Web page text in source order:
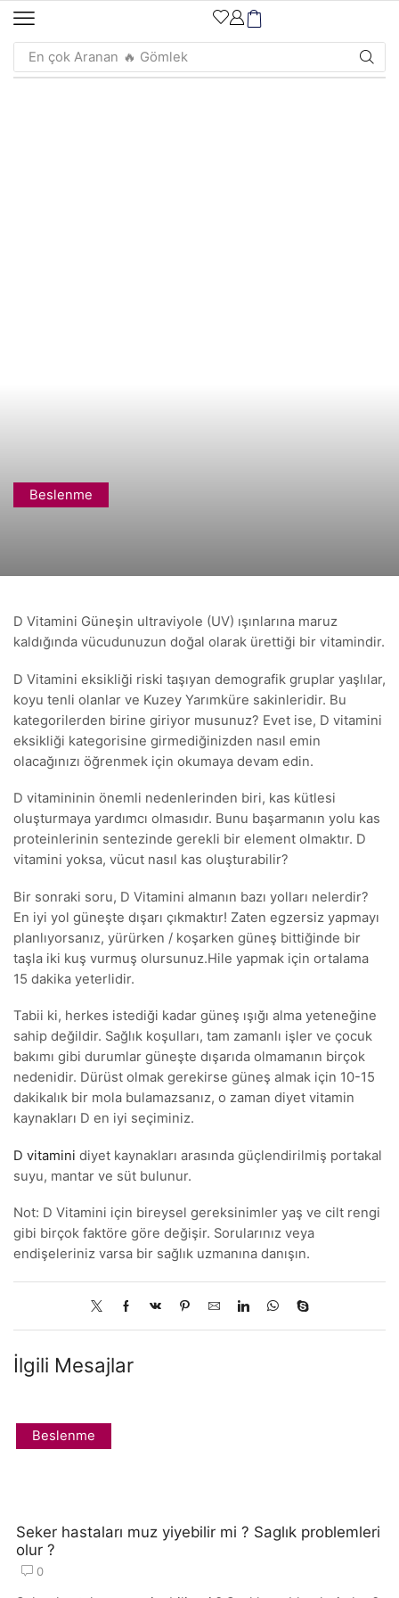
En çok Aranan 🔥 Gömlek
Beslenme
D Vitamini Güneşin ultraviyole (UV) ışınlarına maruz
kaldığında vücudunuzun doğal olarak ürettiği bir vitamindir.
D Vitamini eksikliği riski taşıyan demografik gruplar yaşlılar,
koyu tenli olanlar ve Kuzey Yarımküre sakinleridir. Bu
kategorilerden birine giriyor musunuz? Evet ise, D vitamini
eksikliği kategorisine girmediğinizden nasıl emin
olacağınızı öğrenmek için okumaya devam edin.
D vitamininin önemli nedenlerinden biri, kas kütlesi
oluşturmaya yardımcı olmasıdır. Bunu başarmanın yolu kas
proteinlerinin sentezinde gerekli bir element olmaktır. D
vitamini yoksa, vücut nasıl kas oluşturabilir?
Bir sonraki soru, D Vitamini almanın bazı yolları nelerdir?
En iyi yol güneşte dışarı çıkmaktır! Zaten egzersiz yapmayı
planlıyorsanız, yürürken / koşarken güneş bittiğinde bir
taşla iki kuş vurmuş olursunuz.Hile yapmak için ortalama
15 dakika yeterlidir.
Tabii ki, herkes istediği kadar güneş ışığı alma yeteneğine
sahip değildir. Sağlık koşulları, tam zamanlı işler ve çocuk
bakımı gibi durumlar güneşte dışarıda olmamanın birçok
nedenidir. Dürüst olmak gerekirse güneş almak için 10-15
dakikalık bir mola bulamazsanız, o zaman diyet vitamin
kaynakları D en iyi seçiminiz.
D vitamini diyet kaynakları arasında güçlendirilmiş portakal
suyu, mantar ve süt bulunur.
Not: D Vitamini için bireysel gereksinimler yaş ve cilt rengi
gibi birçok faktöre göre değişir. Sorularınız veya
endişeleriniz varsa bir sağlık uzmanına danışın.
İlgili Mesajlar
Beslenme
Seker hastaları muz yiyebilir mi ? Saglık problemleri
olur ?
0